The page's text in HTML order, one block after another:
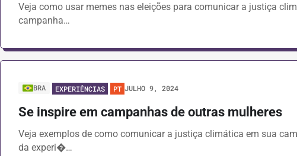
Veja como usar memes nas eleições para comunicar a justiça
campanha…
BRA EXPERIÊNCIAS PT JULHO 9, 2024
Se inspire em campanhas de outras mulheres
Veja exemplos de como comunicar a justiça climática em sua
da experi�…